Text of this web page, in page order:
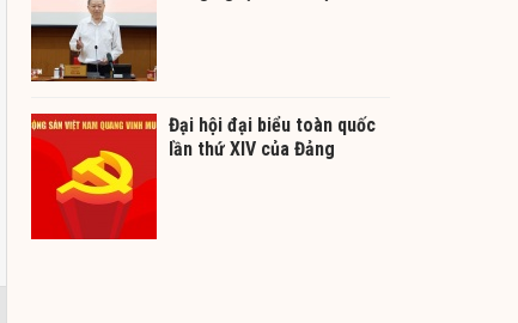
Đại hội đại biểu toàn quốc
lần thứ XIV của Đảng